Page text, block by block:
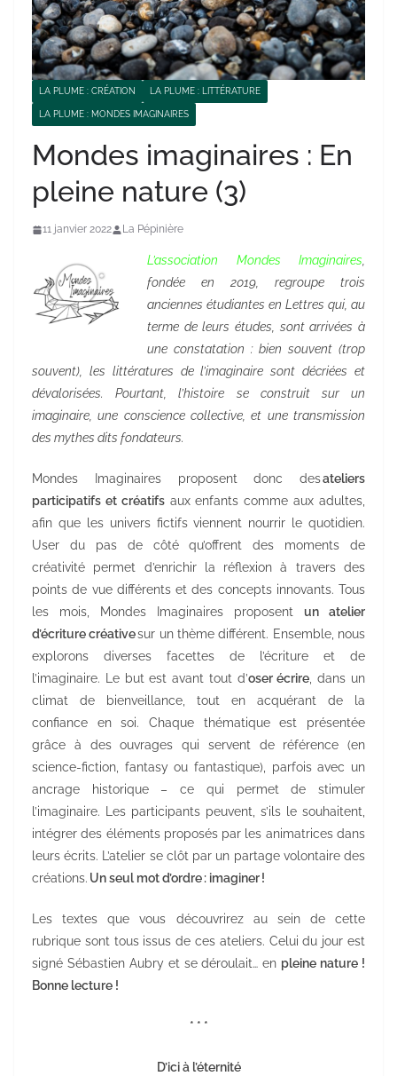
LA PLUME : CRÉATION LA PLUME : LITTÉRATURE
LA PLUME : MONDES IMAGINAIRES
Mondes imaginaires : En
pleine nature (3)
11 janvier 2022 La Pépinière
L’association Mondes Imaginaires
fondée en 2019, regroupe trois
anciennes étudiantes en Lettres qui, au
terme de leurs études, sont arrivées à
une constatation : bien souvent (trop
souvent), les littératures de l’imaginaire sont décriées et
dévalorisées. Pourtant, l’histoire se construit sur un
imaginaire, une conscience collective, et une transmission
des mythes dits fondateurs.
Mondes Imaginaires proposent donc desateliers
participatifs et créatifsaux enfants comme aux adultes,
afin que les univers fictifs viennent nourrir le quotidien.
User du pas de côté qu’offrent des moments de
créativité permet d’enrichir la réflexion à travers des
points de vue différents et des concepts innovants. Tous
les mois, Mondes Imaginaires proposent un atelier
d’écriture créativesur un thème différent. Ensemble, nous
explorons diverses facettes de l’écriture et de
l’imaginaire. Le but est avant tout d’oser écrire , dans un
climat de bienveillance, tout en acquérant de la
confiance en soi. Chaque thématique est présentée
grâce à des ouvrages qui servent de référence (en
science-fiction, fantasy ou fantastique), parfois avec un
ancrage historique – ce qui permet de stimuler
l’imaginaire. Les participants peuvent, s’ils le souhaitent,
intégrer des éléments proposés par les animatrices dans
leurs écrits. L’atelier se clôt par un partage volontaire des
créations. Un seul mot d’ordre : imaginer !
Les textes que vous découvrirez au sein de cette
rubrique sont tous issus de ces ateliers. Celui du jour est
signé Sébastien Aubry et se déroulait… en pleine nature !
Bonne lecture !
* * *
D’ici à l’éternité